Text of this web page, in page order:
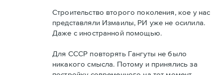
Строительство второго поколения, кое у нас
представляли Измаилы, РИ уже не осилила.
Даже с иностранной помощью.
Для СССР повторять Гангуты не было
никакого смысла. Потому и принялись за